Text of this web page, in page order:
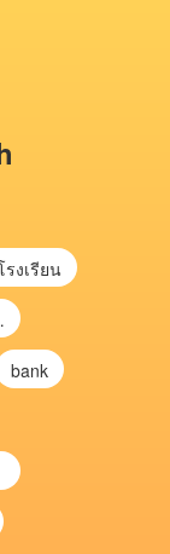
รงเรียน
กอบมุ้ง
bank